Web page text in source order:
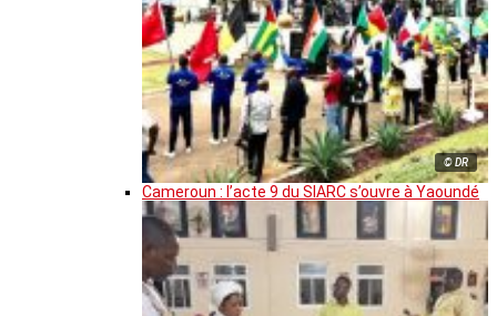
© DR
Cameroun : l’acte 9 du SIARC s’ouvre à Yaoundé